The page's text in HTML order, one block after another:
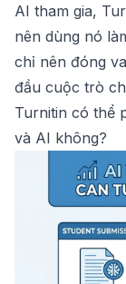
AI tham gia,
nên dùng nó
chỉ nên đóng
đầu cuộc trò
Turnitin có thể
và AI không?